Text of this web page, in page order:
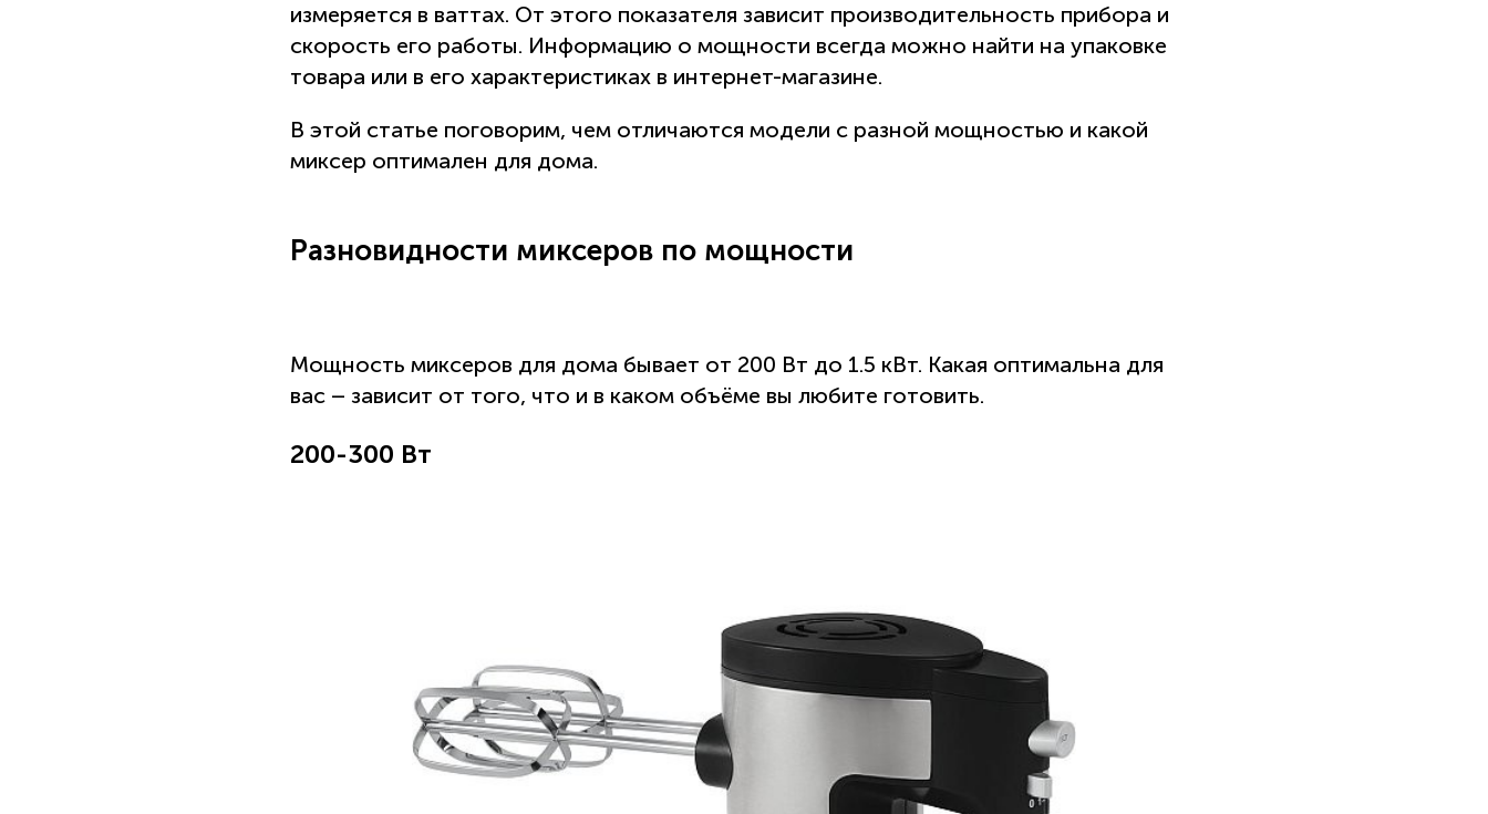
измеряется в ваттах. От этого показателя зависит производительность прибора и
скорость его работы. Информацию о мощности всегда можно найти на упаковке
товара или в его характеристиках в интернет-магазине.
В этой статье поговорим, чем отличаются модели с разной мощностью и какой
миксер оптимален для дома.
Разновидности миксеров по мощности
Мощность миксеров для дома бывает от 200 Вт до 1.5 кВт. Какая оптимальна для
вас – зависит от того, что и в каком объёме вы любите готовить.
200-300 Вт